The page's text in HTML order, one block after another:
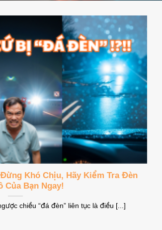
Khó Chịu, Hãy Kiểm Tra Đèn
Của Bạn Ngay!
chiều “đá đèn” liên tục là điều [...]